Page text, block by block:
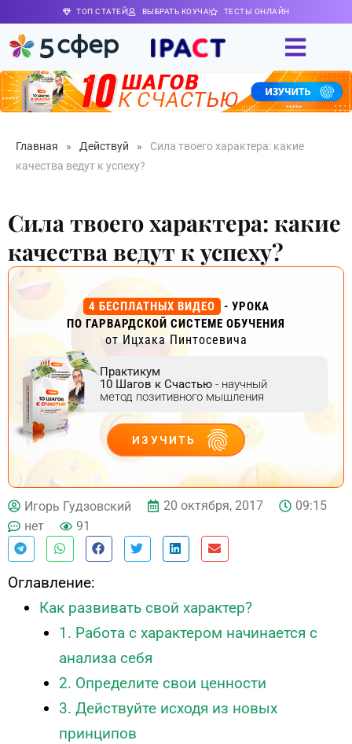
ТОП СТАТЕЙ ВЫБРАТЬ КОУЧА ТЕСТЫ ОНЛАЙН
Главная » Действуй »
Сила твоего характера: какие
качества ведут к успеху?
Сила твоего характера: какие
качества ведут к успеху?
4 БЕСПЛАТНЫХ ВИДЕО
- УРОКА
ПО ГАРВАРДСКОЙ СИСТЕМЕ ОБУЧЕНИЯ
от Ицхака Пинтосевича
Практикум
10 Шагов к Счастью - научный
метод позитивного мышления
ИЗУЧИТЬ
ДЕЙСТВУЙ
Игорь Гудзовский 20 октября, 2017
09:15
нет
91
Оглавление:
Как развивать свой характер?
1. Работа с характером начинается с
анализа себя
2. Определите свои ценности
3. Действуйте исходя из новых
принципов